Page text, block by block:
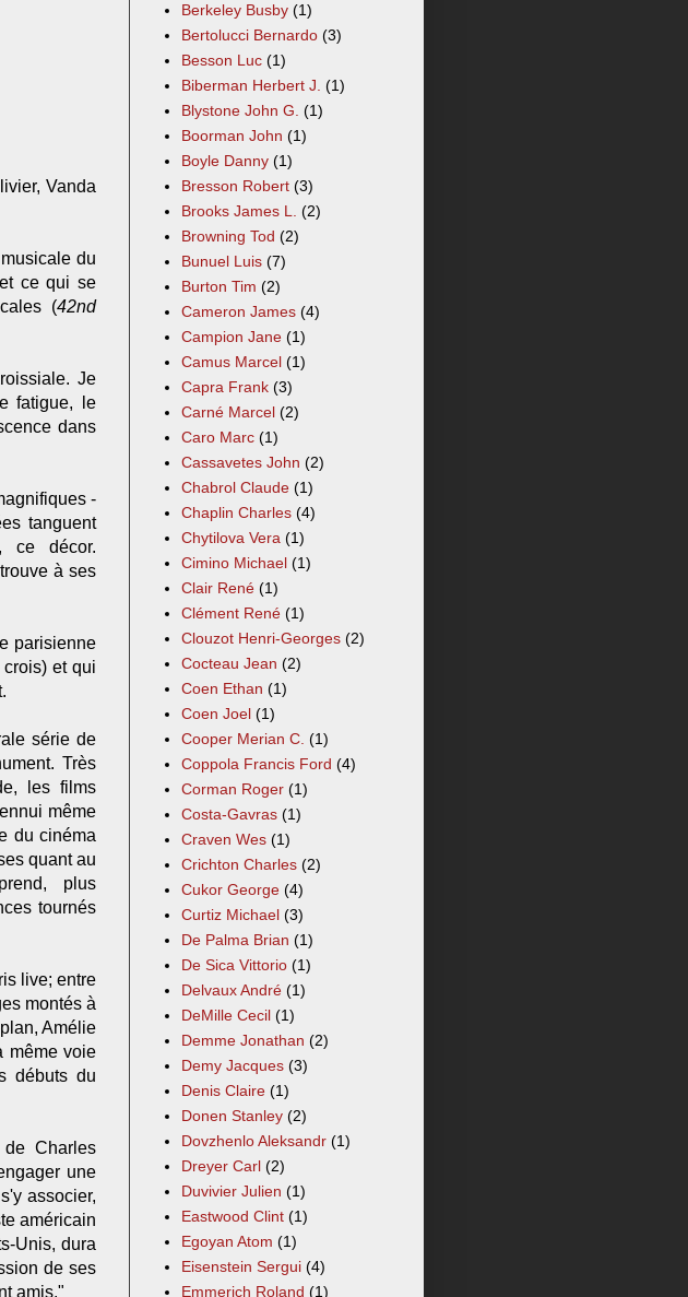
Vanda
du
ce qui se
(42nd
Je
fatigue, le
dans
-
tanguent
ce décor.
à ses
parisienne
et qui
série de
Très
les films
même
du cinéma
quant au
plus
tournés
live; entre
montés à
Amélie
même voie
débuts du
de Charles
une
associer,
américain
Unis, dura
de ses
amis."
Berkeley Busby (1)
Bertolucci Bernardo (3)
Besson Luc (1)
Biberman Herbert J. (1)
Blystone John G. (1)
Boorman John (1)
Boyle Danny (1)
Bresson Robert (3)
Brooks James L. (2)
Browning Tod (2)
Bunuel Luis (7)
Burton Tim (2)
Cameron James (4)
Campion Jane (1)
Camus Marcel (1)
Capra Frank (3)
Carné Marcel (2)
Caro Marc (1)
Cassavetes John (2)
Chabrol Claude (1)
Chaplin Charles (4)
Chytilova Vera (1)
Cimino Michael (1)
Clair René (1)
Clément René (1)
Clouzot Henri-Georges (2)
Cocteau Jean (2)
Coen Ethan (1)
Coen Joel (1)
Cooper Merian C. (1)
Coppola Francis Ford (4)
Corman Roger (1)
Costa-Gavras (1)
Craven Wes (1)
Crichton Charles (2)
Cukor George (4)
Curtiz Michael (3)
De Palma Brian (1)
De Sica Vittorio (1)
Delvaux André (1)
DeMille Cecil (1)
Demme Jonathan (2)
Demy Jacques (3)
Denis Claire (1)
Donen Stanley (2)
Dovzhenlo Aleksandr (1)
Dreyer Carl (2)
Duvivier Julien (1)
Eastwood Clint (1)
Egoyan Atom (1)
Eisenstein Sergui (4)
Emmerich Roland (1)